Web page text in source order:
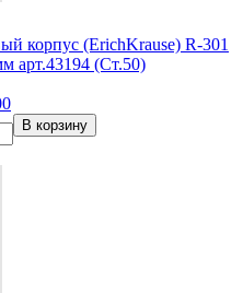
корпус (ErichKrause) R-301
арт.43194 (Ст.50)
В корзину